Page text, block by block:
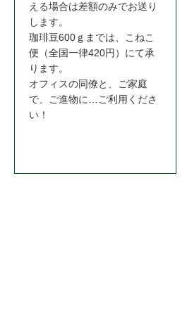
える場合は差額のみでお送り
します。
珈琲豆600ｇまでは、こねこ
便（全国一律420円）にて承
ります。
オフィスの同僚と、ご家庭
で、ご進物に…ご利用くださ
い！